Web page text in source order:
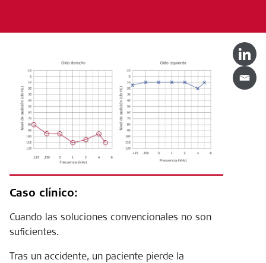
Caso clínico:
Cuando las soluciones convencionales no son
suficientes.
Tras un accidente, un paciente pierde la